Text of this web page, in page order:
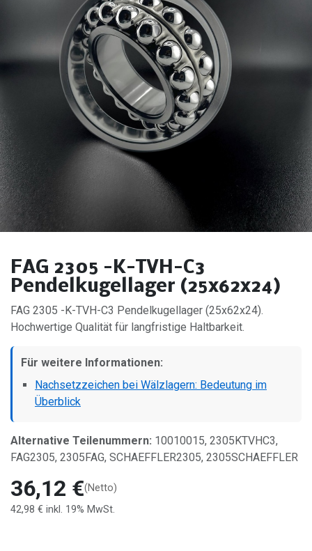
FAG 2305 -K-TVH-C3
Pendelkugellager (25x62x24)
FAG 2305 -K-TVH-C3 Pendelkugellager (25x62x24).
Hochwertige Qualität für langfristige Haltbarkeit.
Für weitere Informationen:
Nachsetzzeichen bei Wälzlagern: Bedeutung im
Überblick
Alternative Teilenummern: 10010015, 2305KTVHC3,
FAG2305, 2305FAG, SCHAEFFLER2305, 2305SCHAEFFLER
36,12 €(Netto)
42,98 € inkl. 19% MwSt.